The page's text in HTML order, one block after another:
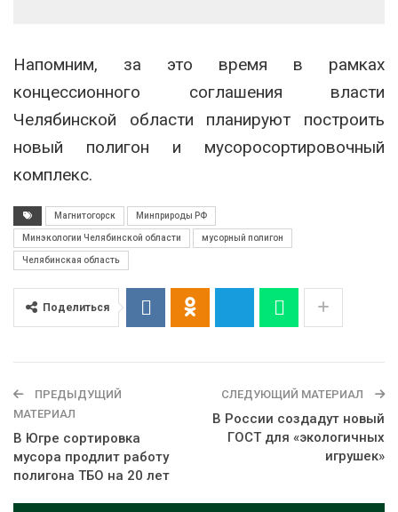
Напомним, за это время в рамках
концессионного соглашения власти
Челябинской области планируют построить
новый полигон и мусоросортировочный
комплекс.
Магнитогорск Минприроды РФ
Минэкологии Челябинской области мусорный полигон
Челябинская область
Поделиться
ПРЕДЫДУЩИЙ
МАТЕРИАЛ
В Югре сортировка
мусора продлит работу
полигона ТБО на 20 лет
СЛЕДУЮЩИЙ МАТЕРИАЛ
В России создадут новый
ГОСТ для «экологичных
игрушек»